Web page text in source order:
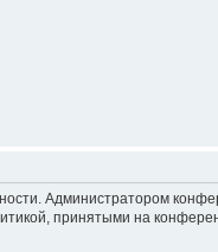
Администратором
принятыми на